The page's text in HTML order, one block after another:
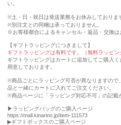
い。
※土・日・祝日は発送業務をお休みしておりま
※別注文との同梱は承っておりません。
※お客様都合によるキャンセル・返品・交換は
【ギフトラッピングにつきまして】
ギフトラッピングは有料です。（無料ラッピン
ギフトラッピングはカートに追加してご購入
用意しております。
※商品ごとにラッピング可否が異なりますので
品と一緒にカートに入れてご注文ください。
※商品ページに「ラッピング対応不可」の記載
▶︎ラッピングバッグのご購入ページ
https://mall.kinarino.jp/item-111573
▶︎ギフトボックスのご購入ページ